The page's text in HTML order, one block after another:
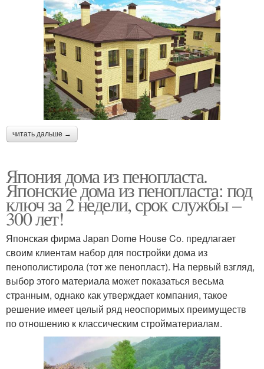
читать дальше →
Япония дома из пенопласта.
Японские дома из пенопласта: под
ключ за 2 недели, срок службы –
300 лет!
Японская фирма Japan Dome House Co. предлагает
своим клиентам набор для постройки дома из
пенополистирола (тот же пенопласт). На первый взгляд,
выбор этого материала может показаться весьма
странным, однако как утверждает компания, такое
решение имеет целый ряд неоспоримых преимуществ
по отношению к классическим стройматериалам.